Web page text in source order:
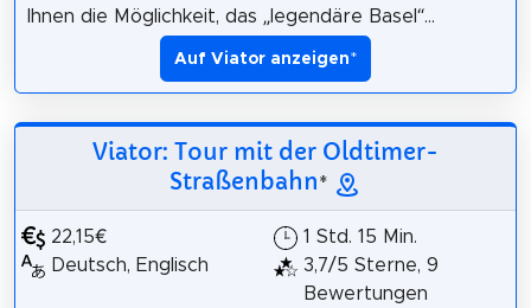
Ihnen die Möglichkeit, das „legendäre Basel“...
Auf Viator anzeigen*
Viator: Tour mit der Oldtimer-
Straßenbahn*
22,15€
Deutsch, Englisch
1 Std. 15 Min.
3,7/5 Sterne, 9
Bewertungen